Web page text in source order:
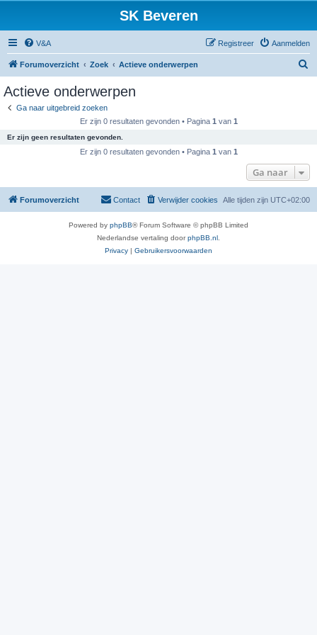
SK Beveren
V&A Aanmelden
Registreer
Forumoverzicht Zoek Actieve onderwerpen
Actieve onderwerpen
Ga naar uitgebreid zoeken
Er zijn 0 resultaten gevonden • Pagina 1 van 1
Er zijn geen resultaten gevonden.
Er zijn 0 resultaten gevonden • Pagina 1 van 1
Ga naar
Forumoverzicht Alle tijden zijn UTC+02:00
Verwijder cookies
Contact
Powered by phpBB® Forum Software © phpBB Limited
Nederlandse vertaling doorphpBB.nl
Privacy | Gebruikersvoorwaarden